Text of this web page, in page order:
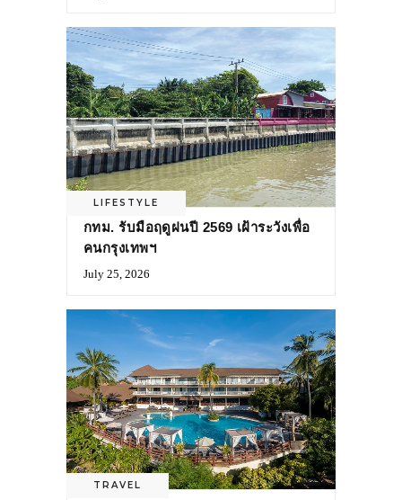
LIFESTYLE
กทม. รับมือฤดูฝนปี 2569 เฝ้าระวังเพื่อ
คนกรุงเทพฯ
July 25, 2026
TRAVEL